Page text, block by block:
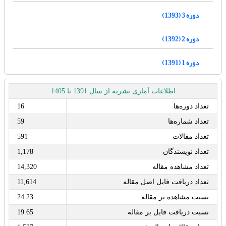
دوره 3 (1393)
دوره 2 (1392)
دوره 1 (1391)
اطلاعات آماری نشریه از سال 1391 تا 1405
تعداد دوره‌ها
16
تعداد شماره‌ها
59
تعداد مقالات
591
تعداد نویسندگان
1,178
تعداد مشاهده مقاله
14,320
تعداد دریافت فایل اصل مقاله
11,614
نسبت مشاهده بر مقاله
24.23
نسبت دریافت فایل بر مقاله
19.65